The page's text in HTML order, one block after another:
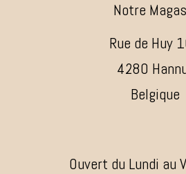
Notre
Rue de Huy
4280
Belgique
Ouvert du Lundi au